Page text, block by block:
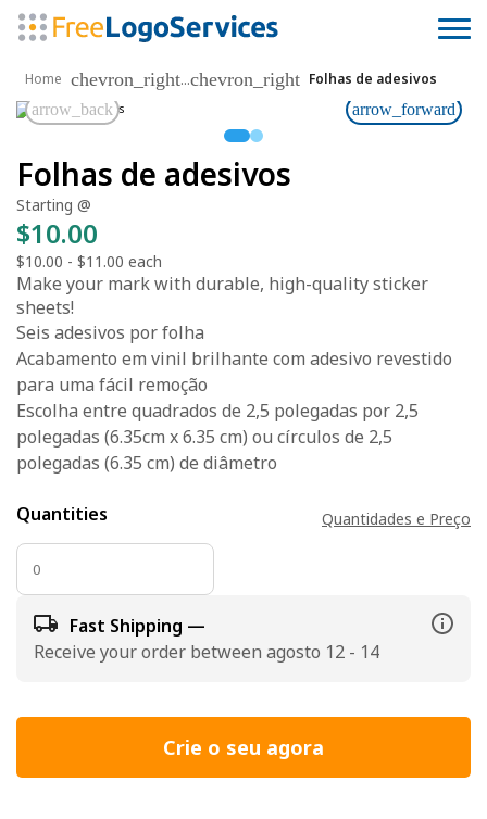
Home chevron_right...chevron_right Folhas de adesivos
arrow_back
arrow_forward
Folhas de adesivos
Starting @
$10.00
$10.00 - $11.00 each
Make your mark with durable, high-quality sticker
sheets!
Seis adesivos por folha
Acabamento em vinil brilhante com adesivo revestido
para uma fácil remoção
Escolha entre quadrados de 2,5 polegadas por 2,5
polegadas (6.35cm x 6.35 cm) ou círculos de 2,5
polegadas (6.35 cm) de diâmetro
Quantities Quantidades e Preço
Fast Shipping —
Receive your order between agosto 12 - 14
Crie o seu agora